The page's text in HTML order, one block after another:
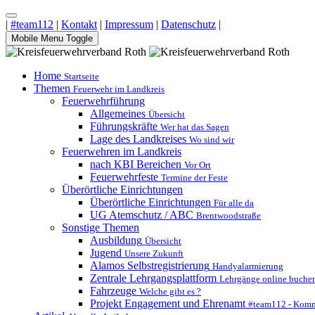
| #team112 | Kontakt | Impressum | Datenschutz |
Mobile Menu Toggle
Home Startseite
Themen Feuerwehr im Landkreis
Feuerwehrführung
Allgemeines Übersicht
Führungskräfte Wer hat das Sagen
Lage des Landkreises Wo sind wir
Feuerwehren im Landkreis
nach KBI Bereichen Vor Ort
Feuerwehrfeste Termine der Feste
Überörtliche Einrichtungen
Überörtliche Einrichtungen Für alle da
UG Atemschutz / ABC Brentwoodstraße
Sonstige Themen
Ausbildung Übersicht
Jugend Unsere Zukunft
Alamos Selbstregistrierung Handyalarmierung
Zentrale Lehrgangsplattform Lehrgänge online
Fahrzeuge Welche gibt es ?
Projekt Engagement und Ehrenamt #team112 -